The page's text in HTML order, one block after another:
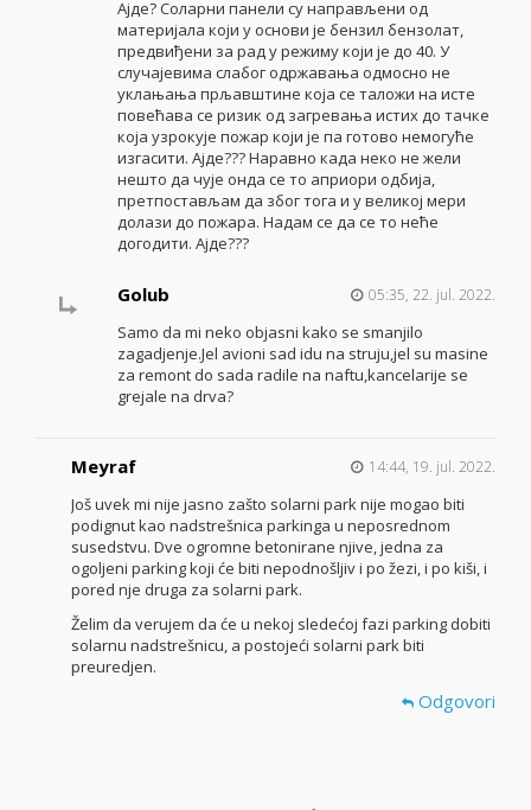
Ајде? Соларни панели су направљени од
материјала који у основи је бензил бензолат,
предвиђени за рад у режиму који је до 40. У
случајевима слабог одржавања одмосно не
уклањања прљавштине која се таложи на исте
повећава се ризик од загревања истих до тачке
која узрокује пожар који је па готово немогуће
изгасити. Ајде??? Наравно када неко не жели
нешто да чује онда се то априори одбија,
претпостављам да због тога и у великој мери
долази до пожара. Надам се да се то неће
догодити. Ајде???
Golub 05:35, 22. jul. 2022.
Samo da mi neko objasni kako se smanjilo
zagadjenje.Jel avioni sad idu na struju,jel su masine
za remont do sada radile na naftu,kancelarije se
grejale na drva?
Meyraf 14:44, 19. jul. 2022.
Još uvek mi nije jasno zašto solarni park nije mogao biti
podignut kao nadstrešnica parkinga u neposrednom
susedstvu. Dve ogromne betonirane njive, jedna za
ogoljeni parking koji će biti nepodnošljiv i po žezi, i po kiši, i
pored nje druga za solarni park.
Želim da verujem da će u nekoj sledećoj fazi parking dobiti
solarnu nadstrešnicu, a postojeći solarni park biti
preuredjen.
Odgovori